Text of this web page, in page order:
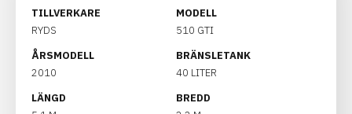
TILLVERKARE
RYDS
MODELL
510 GTI
ÅRSMODELL
2010
BRÄNSLETANK
40 LITER
LÄNGD
BREDD